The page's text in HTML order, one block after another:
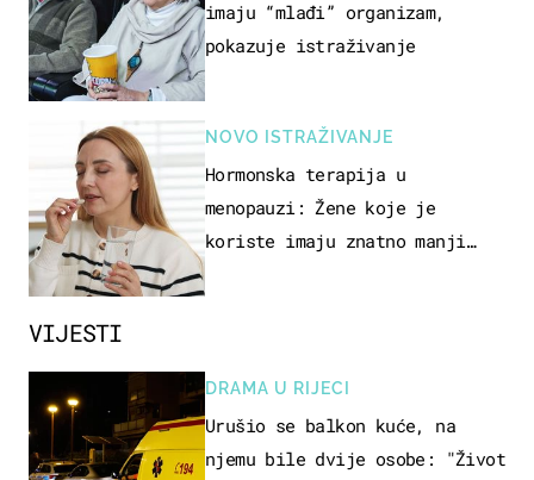
VIJESTI
DRAMA U RIJECI
Urušio se balkon kuće, na
njemu bile dvije osobe: "Život
imaju “mlađi” organizam,
pokazuje istraživanje
NOVO ISTRAŽIVANJE
Hormonska terapija u
menopauzi: Žene koje je
koriste imaju znatno manji